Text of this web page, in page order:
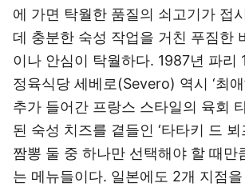
에 가면 탁월한 품질의 쇠고기가 접
데 충분한 숙성 작업을 거친 푸짐한
이나 안심이 탁월하다. 1987년 파리
정육식당 세베로(Severo) 역시 ‘최
추가 들어간 프랑스 스타일의 육회
된 숙성 치즈를 곁들인 ‘타타키 드 뵈
짬뽕 둘 중 하나만 선택해야 할 때만
는 메뉴들이다. 일본에도 2개 지점